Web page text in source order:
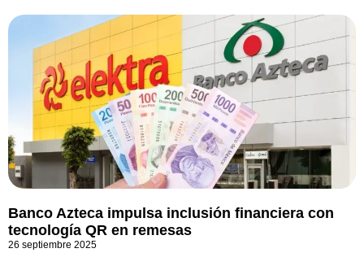
Banco Azteca impulsa inclusión financiera con
tecnología QR en remesas
26 septiembre 2025